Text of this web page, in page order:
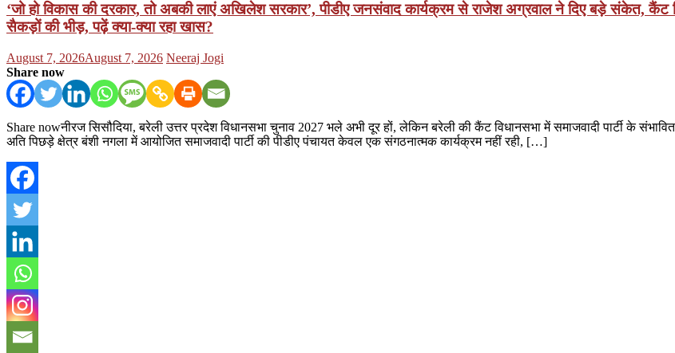
‘जो हो विकास की दरकार, तो अबकी लाएं अखिलेश सरकार’, पीडीए जनसंवाद कार्यक्रम से राजेश अग्रवाल ने दिए बड़े संकेत,
सैकड़ों की भीड़, पढ़ें क्या-क्या रहा खास?
Posted
on
August 7, 2026August 7, 2026 Author
Neeraj Jogi
Share now
Share nowनीरज सिसौदिया, बरेली उत्तर प्रदेश विधानसभा चुनाव 2027 भले अभी दूर हों, लेकिन बरेली की कैंट विधानसभा में समाजवादी पार्टी के
अति पिछड़े क्षेत्र बंशी नगला में आयोजित समाजवादी पार्टी की पीडीए पंचायत केवल एक संगठनात्मक कार्यक्रम नहीं रही, […]